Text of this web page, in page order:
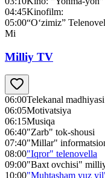
04:45Kinofilm:
05:00“O‘zimiz”
Mi
Milliy TV
06:00Telekanal madhiyasi
06:05Motivatsiya
06:15Musiqa
06:40"Zarb" tok-shousi
07:40"Millar"
08:00"Iqror" telenovella
09:00"Baxt ovchisi"
10:00"Muhtasham yuz